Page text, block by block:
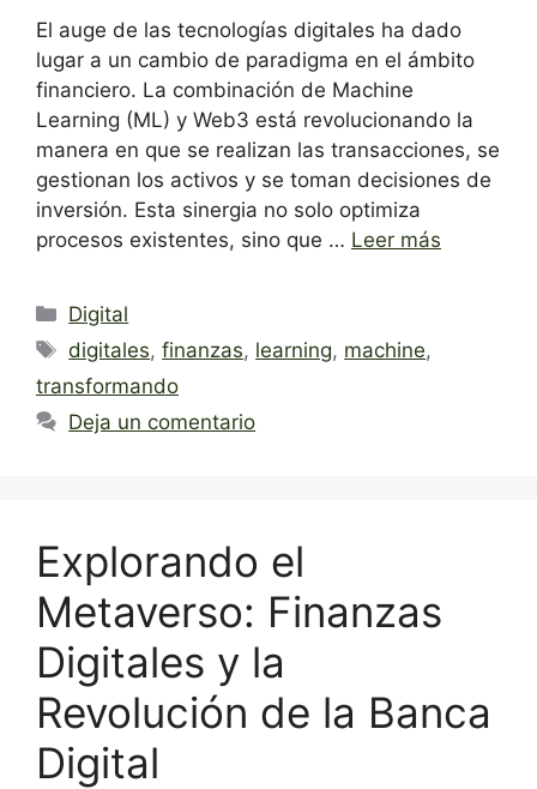
El auge de las tecnologías digitales ha dado
lugar a un cambio de paradigma en el ámbito
financiero. La combinación de Machine
Learning (ML) y Web3 está revolucionando la
manera en que se realizan las transacciones, se
gestionan los activos y se toman decisiones de
inversión. Esta sinergia no solo optimiza
procesos existentes, sino que … Leer más
Categorías
Digital
Etiquetas
digitales,finanzas, learning, machine,
transformando
Deja un comentario
Explorando el
Metaverso: Finanzas
Digitales y la
Revolución de la Banca
Digital